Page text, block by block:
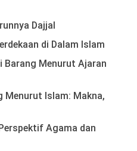
Dajjal
di Dalam Islam
Barang Menurut Ajaran
Menurut Islam: Makna,
Agama dan